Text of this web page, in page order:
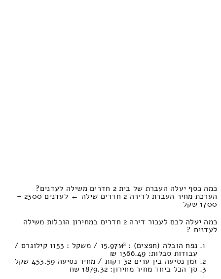
כמה כסף יעלה העברת של בית 2 חדרים משילה לעדנים?
הערכת מחיר העברת לדירה 2 חדרים שילה ← לעדנים 2300 –
1700 שקל
כמה יעלה לכם לעבור דירה 2 חדרים במחירון הובלות משילה
לעדנים ?
נפח הובלה (חפצים) : 15.97м³ / משקל : 1153 קילוגרם /
עבודות סבלות: 1366.49 ₪
זמן נסיעה בין ערים 32 דקות / מחיר נסיעה 453.59 שקל
סך הכל ביחד מחיר מחירון: 1879.32 שח